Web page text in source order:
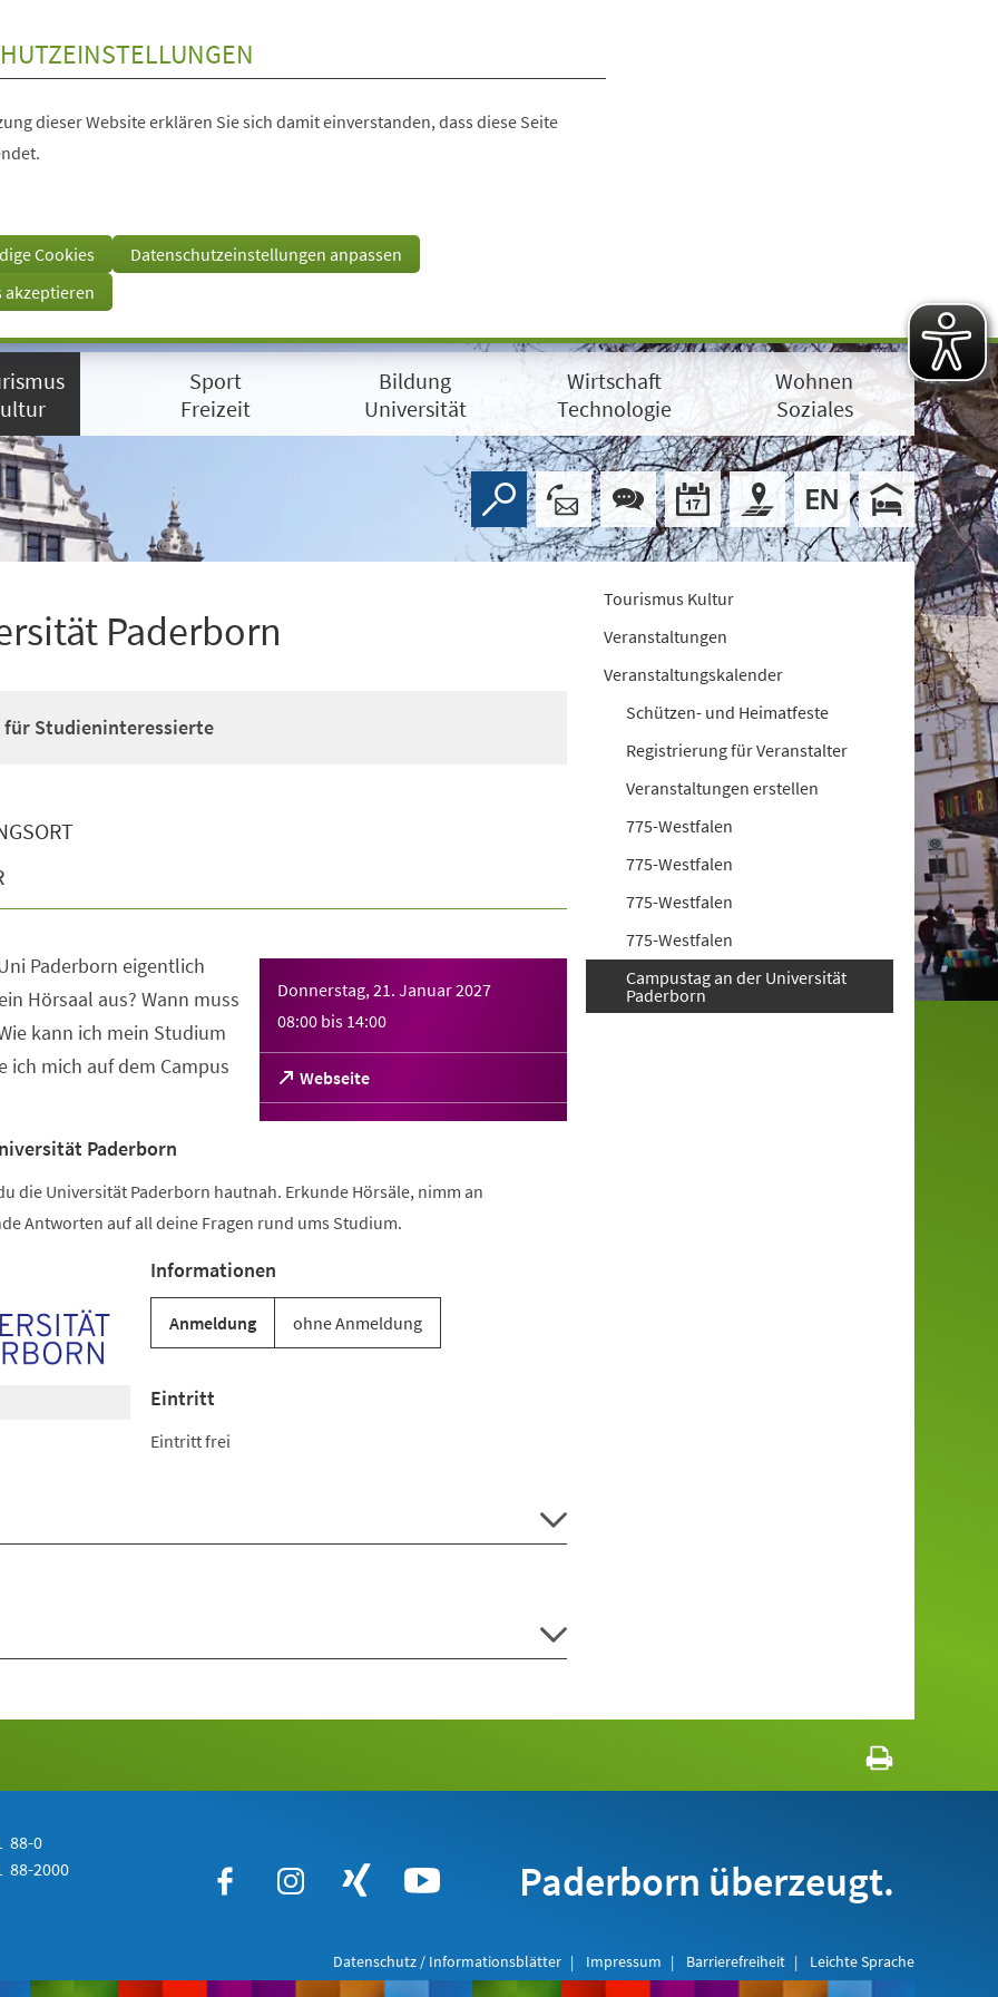
dieser Website erklären Sie sich damit einverstanden, dass diese Seite
Cookies
Datenschutzeinstellungen anpassen
akzeptieren
Sport
Freizeit
Bildung
Universität
Wirtschaft
Technologie
Wohnen
Soziales
Paderborn
Studieninteressierte
Donnerstag, 21. Januar 2027
08:00 bis 14:00
Webseite
(Öffnet
in
einem
Paderborn eigentlich
Hörsaal aus? Wann muss
kann ich mein Studium
ich mich auf dem Campus
Paderborn
die Universität Paderborn hautnah. Erkunde Hörsäle, nimm an
Antworten auf all deine Fragen rund ums Studium.
Informationen
Anmeldung ohne Anmeldung
Eintritt
Eintritt frei
Tourismus Kultur
Veranstaltungen
Veranstaltungskalender
Schützen- und Heimatfeste
Registrierung für Veranstalter
Veranstaltungen erstellen
775-Westfalen
775-Westfalen
775-Westfalen
775-Westfalen
Campustag an der Universität
Paderborn
88-0
88-2000 Paderborn überzeugt.
Datenschutz / Informationsblätter Impressum Barrierefreiheit Leichte Sprache